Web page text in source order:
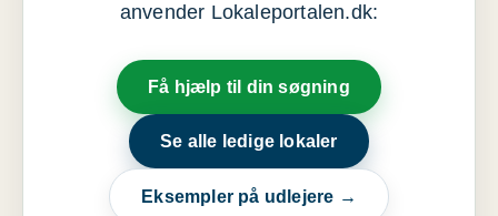
anvender Lokaleportalen.dk:
Få hjælp til din søgning
Se alle ledige lokaler
Eksempler på udlejere →